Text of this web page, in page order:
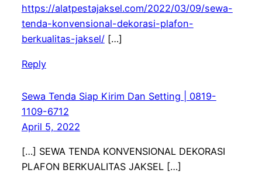
https://alatpestajaksel.com/2022/03/09/sewa-
tenda-konvensional-dekorasi-plafon-
berkualitas-jaksel/[…]
Reply
Sewa Tenda Siap Kirim Dan Setting | 0819-
1109-6712
April 5, 2022
[…] SEWA TENDA KONVENSIONAL DEKORASI
PLAFON BERKUALITAS JAKSEL […]